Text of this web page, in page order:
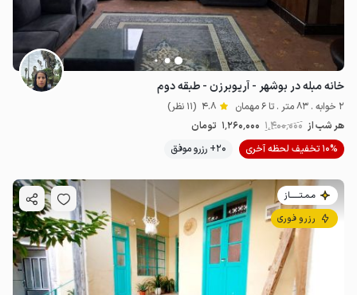
خانه مبله در بوشهر - آریوبرزن - طبقه دوم
2 خوابه . 83 متر . تا 6 مهمان 4.8 (11 نظر)
هر شب از 1٬400٬000 1٬260٬000 تومان
10% تخفیف لحظه آخری
20+ رزرو موفق
مـمـتــــــاز
رزرو فوری